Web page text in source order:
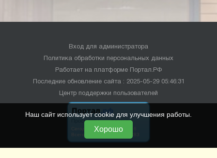
Наш сайт использует cookie для улучшения работы.
Хорошо
Вход для администратора
Политика обработки персональных данных
Работает на платформе
Портал.РФ
Последние обновление сайта : 2025-05-29 05:46:31
Центр поддержки пользователей